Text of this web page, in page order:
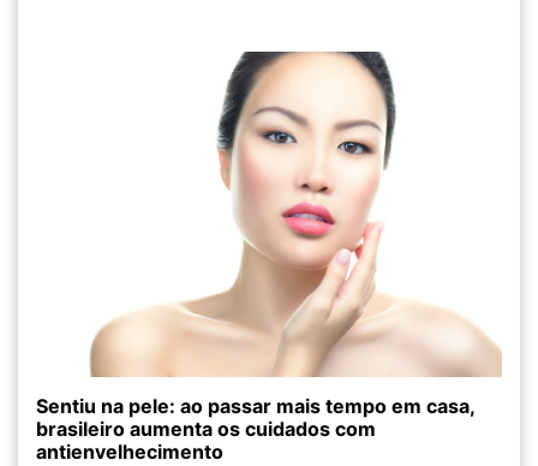
Sentiu na pele: ao passar mais tempo em casa,
brasileiro aumenta os cuidados com
antienvelhecimento